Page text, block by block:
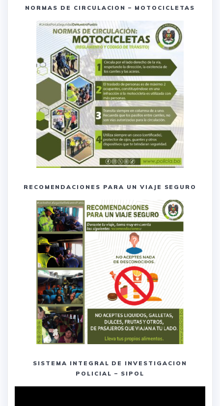
NORMAS DE CIRCULACION – MOTOCICLETAS
RECOMENDACIONES PARA UN VIAJE SEGURO
SISTEMA INTEGRAL DE INVESTIGACION
POLICIAL – SIPOL